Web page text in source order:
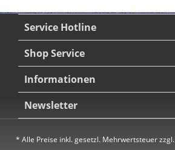
Service Hotline
Shop Service
Informationen
Newsletter
* Alle Preise inkl. gesetzl. Mehrwertsteuer zzgl.